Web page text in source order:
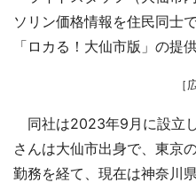
ソリン価格情報を住民同士
「ロカる！大仙市版」の提
［
同社は2023年9月に設立
さんは大仙市出身で、東京
勤務を経て、現在は神奈川